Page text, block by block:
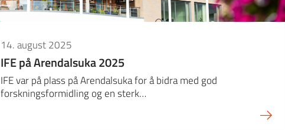
14. august 2025
IFE på Arendalsuka 2025
IFE var på plass på Arendalsuka for å bidra med god
forskningsformidling og en sterk…